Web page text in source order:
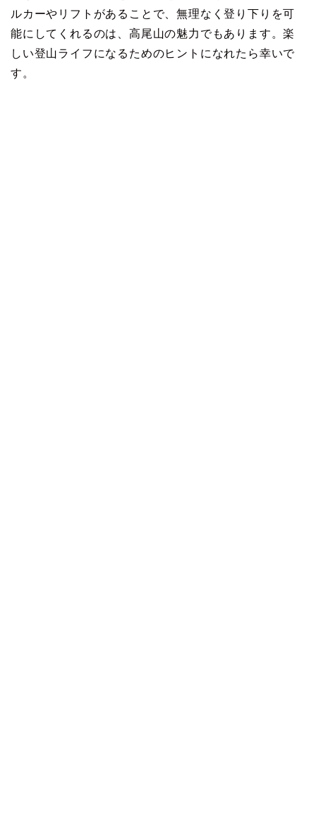
ルカーやリフトがあることで、無理なく登り下りを可
能にしてくれるのは、高尾山の魅力でもあります。楽
しい登山ライフになるためのヒントになれたら幸いで
す。